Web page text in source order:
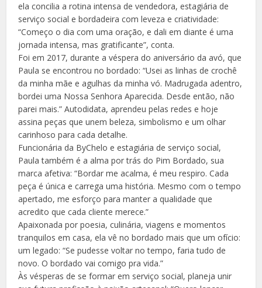
ela concilia a rotina intensa de vendedora, estagiária de
serviço social e bordadeira com leveza e criatividade:
“Começo o dia com uma oração, e dali em diante é uma
jornada intensa, mas gratificante”, conta.
Foi em 2017, durante a véspera do aniversário da avó, que
Paula se encontrou no bordado: “Usei as linhas de crochê
da minha mãe e agulhas da minha vó. Madrugada adentro,
bordei uma Nossa Senhora Aparecida. Desde então, não
parei mais.” Autodidata, aprendeu pelas redes e hoje
assina peças que unem beleza, simbolismo e um olhar
carinhoso para cada detalhe.
Funcionária da ByChelo e estagiária de serviço social,
Paula também é a alma por trás do Pim Bordado, sua
marca afetiva: “Bordar me acalma, é meu respiro. Cada
peça é única e carrega uma história. Mesmo com o tempo
apertado, me esforço para manter a qualidade que
acredito que cada cliente merece.”
Apaixonada por poesia, culinária, viagens e momentos
tranquilos em casa, ela vê no bordado mais que um ofício:
um legado: “Se pudesse voltar no tempo, faria tudo de
novo. O bordado vai comigo pra vida.”
Às vésperas de se formar em serviço social, planeja unir